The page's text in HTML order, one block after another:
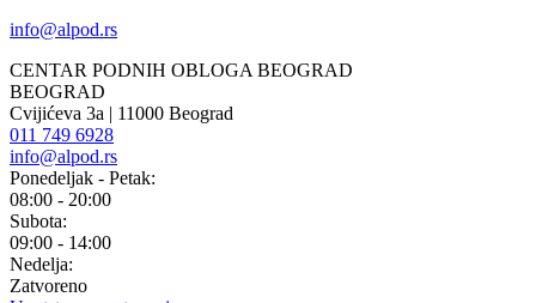
info@alpod.rs
CENTAR PODNIH OBLOGA BEOGRAD
BEOGRAD
Cvijićeva 3a | 11000 Beograd
011 749 6928
info@alpod.rs
Ponedeljak - Petak:
08:00 - 20:00
Subota:
09:00 - 14:00
Nedelja:
Zatvoreno